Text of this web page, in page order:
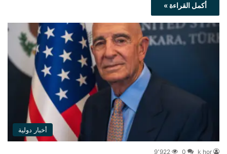
أكمل القراءة »
أخبار دولية
k hor
0 9٬922